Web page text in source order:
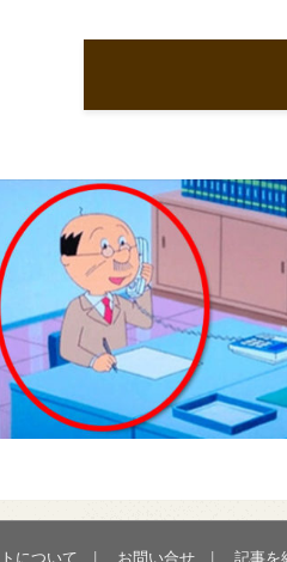
について お問い合せ 記事を